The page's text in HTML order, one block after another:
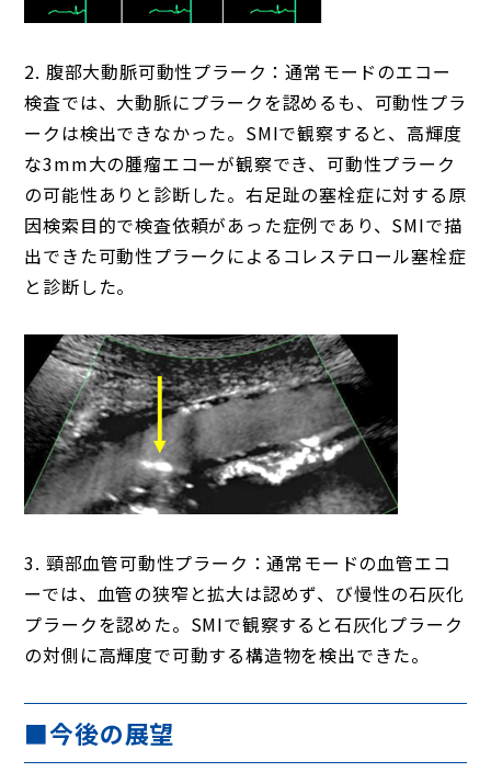
2. 腹部大動脈可動性プラーク：通常モードのエコー
検査では、大動脈にプラークを認めるも、可動性プラ
ークは検出できなかった。SMIで観察すると、高輝度
な3mm大の腫瘤エコーが観察でき、可動性プラーク
の可能性ありと診断した。右足趾の塞栓症に対する原
因検索目的で検査依頼があった症例であり、SMIで描
出できた可動性プラークによるコレステロール塞栓症
と診断した。
3. 頸部血管可動性プラーク：通常モードの血管エコ
ーでは、血管の狭窄と拡大は認めず、び慢性の石灰化
プラークを認めた。SMIで観察すると石灰化プラーク
の対側に高輝度で可動する構造物を検出できた。
■今後の展望